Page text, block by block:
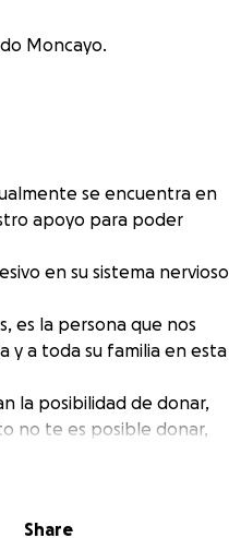
Moncayo.
se encuentra en
apoyo para poder
en su sistema nervioso
es la persona que nos
y a toda su familia en esta
la posibilidad de donar,
no te es posible donar,
Share